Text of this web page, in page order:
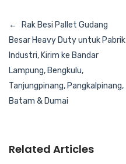
Navigasi
pos
Rak Besi Pallet Gudang
Besar Heavy Duty untuk Pabrik
Industri, Kirim ke Bandar
Lampung, Bengkulu,
Tanjungpinang, Pangkalpinang,
Batam & Dumai
Related Articles